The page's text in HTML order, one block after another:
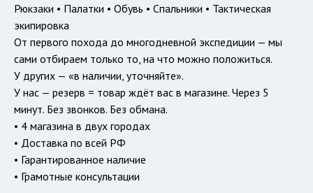
Рюкзаки • Палатки • Обувь • Спальники • Тактическая
экипировка
От первого похода до многодневной экспедиции — мы
сами отбираем только то, на что можно положиться.
У других — «в наличии, уточняйте».
У нас — резерв = товар ждёт вас в магазине. Через 5
минут. Без звонков. Без обмана.
• 4 магазина в двух городах
• Доставка по всей РФ
• Гарантированное наличие
• Грамотные консультации